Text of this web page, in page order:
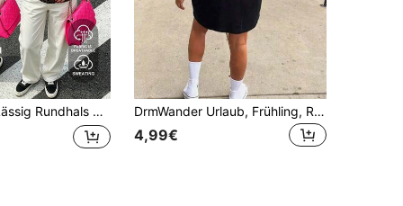
T-Shirt Urlaub Schwarz Sommer, mühelos schick DrmWander Urlaub, Frühling, Resort Bekleidung für Frauen, Frühlings T-Shirt für Frauen
4,99€